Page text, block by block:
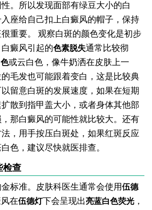
。所以发现面部有绿豆大小的白
座给自己扣上白癜风的帽子，保持
重要。
观察白斑的颜色变化是初步
癜风引起的色素脱失通常比较彻
或云白色，像牛奶洒在皮肤上一
毛发也可能跟着变白，这是比较典
留意白斑的发展速度，如果在短期
散到指甲盖大小，或者身体其他部
那白癜风的可能性就比较大。还有
，用手按压白斑处，如果红斑反应
色，建议尽快就医排查。
检查
标准。皮肤科医生通常会使用伍德
在伍德灯下会呈现出亮蓝白色荧光，